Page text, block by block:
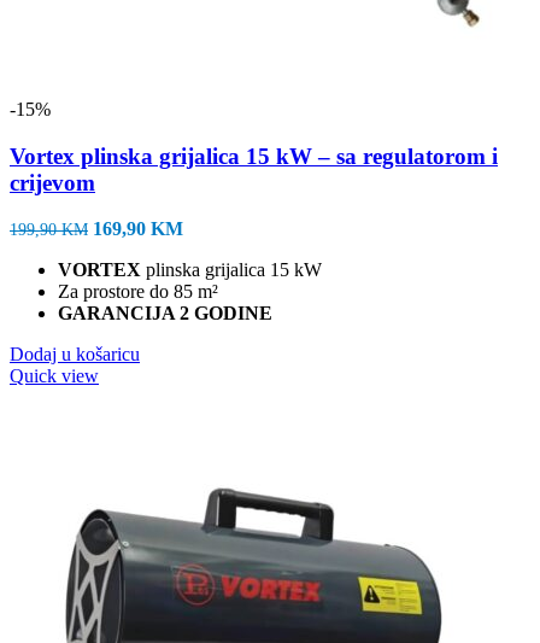
-15%
Vortex plinska grijalica 15 kW – sa regulatorom i
crijevom
199,90KM Izvorna
bila
je:
199,90 KM.
169,90 KMTrenutna
je:
169,90 KM.
VORTEX plinska grijalica 15 kW
Za prostore do 85 m²
GARANCIJA 2 GODINE
Dodaj u košaricu
Quick view